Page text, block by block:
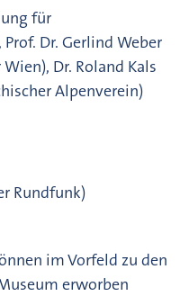
für
Dr. Gerlind Weber
Dr. Roland Kals
Alpenverein)
Rundfunk)
im Vorfeld zu den
erworben